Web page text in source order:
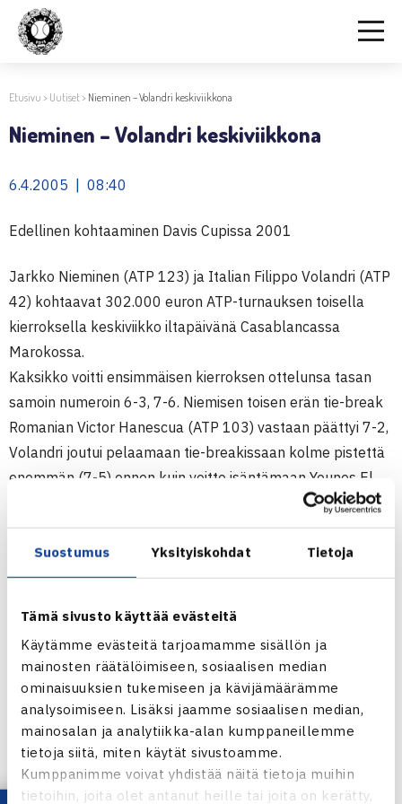
Suostumus Yksityiskohdat Tietoja
Tämä sivusto käyttää evästeitä
Käytämme evästeitä tarjoamamme sisällön ja
mainosten räätälöimiseen, sosiaalisen median
ominaisuuksien tukemiseen ja kävijämäärämme
analysoimiseen. Lisäksi jaamme sosiaalisen median,
mainosalan ja analytiikka-alan kumppaneillemme
tietoja siitä, miten käytät sivustoamme.
Kumppanimme voivat yhdistää näitä tietoja muihin
tietoihin, joita olet antanut heille tai joita on kerätty,
Etusivu > Uutiset> Nieminen – Volandri keskiviikkona
Nieminen – Volandri keskiviikkona
6.4.2005 | 08:40
Edellinen kohtaaminen Davis Cupissa 2001
Jarkko Nieminen (ATP 123) ja Italian Filippo Volandri (ATP
42) kohtaavat 302.000 euron ATP-turnauksen toisella
kierroksella keskiviikko iltapäivänä Casablancassa
Marokossa.
Kaksikko voitti ensimmäisen kierroksen ottelunsa tasan
samoin numeroin 6-3, 7-6. Niemisen toisen erän tie-break
Romanian Victor Hanescua (ATP 103) vastaan päättyi 7-2,
Volandri joutui pelaamaan tie-breakissaan kolme pistettä
enemmän (7-5) ennen kuin voitto isäntämaan Younes El
Kakkoseksi sijoitettu Volandri ja Nieminen ovat
kohdanneet kerran aiemmin, Davis Cup-ottelussa
Helsingissä vuonna 2001, jolloin Nieminen oli luvuin 6-3, 7-
302.000 euron ATP-turnaus
Casablanca, Marokko 4.-10.4.
Kaksinpeli
1.kierrosta: Jarkko Nieminen – Victor Hanescu Romania 63
76(2)